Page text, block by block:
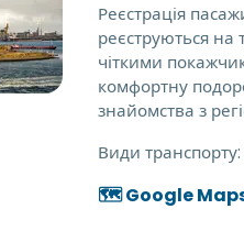
Реєстрація
реєструються на
чіткими
комфортну
знайомства з
Види транспорту:
🗺️ Google